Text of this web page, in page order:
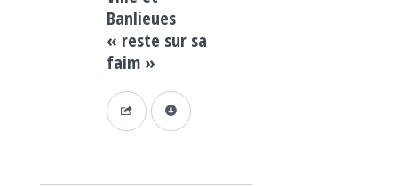
Banlieues
« reste sur sa
faim »